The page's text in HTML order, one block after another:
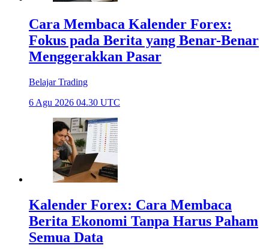
Cara Membaca Kalender Forex:
Fokus pada Berita yang Benar-Benar
Menggerakkan Pasar
Belajar Trading
6 Agu 2026 04.30 UTC
Kalender Forex: Cara Membaca
Berita Ekonomi Tanpa Harus Paham
Semua Data